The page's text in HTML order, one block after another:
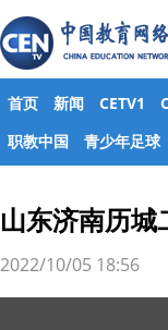
首页 新闻 CETV1
职教中国
青少年足球
山东济南历
2022/10/05 18:56